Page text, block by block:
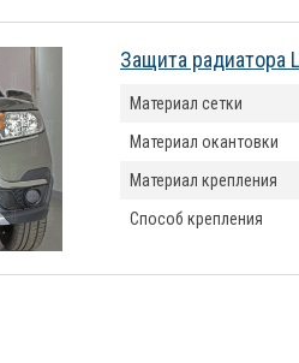
Защита радиатора
Материал сетки
Материал окантовки
Материал крепления
Способ крепления